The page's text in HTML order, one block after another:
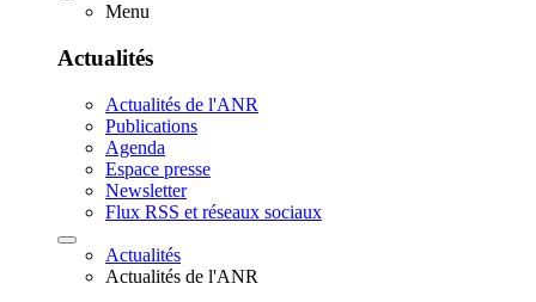
Menu
Actualités
Actualités de l'ANR
Publications
Agenda
Espace presse
Newsletter
Flux RSS et réseaux sociaux
Actualités
Actualités de l'ANR